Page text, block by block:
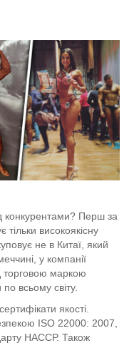
конкурентами? Перш за
високоякісну
не в Китаї, який
у компанії
торговою маркою
всьому світу.
якості.
ISO 22000: 2007,
НАССР. Також